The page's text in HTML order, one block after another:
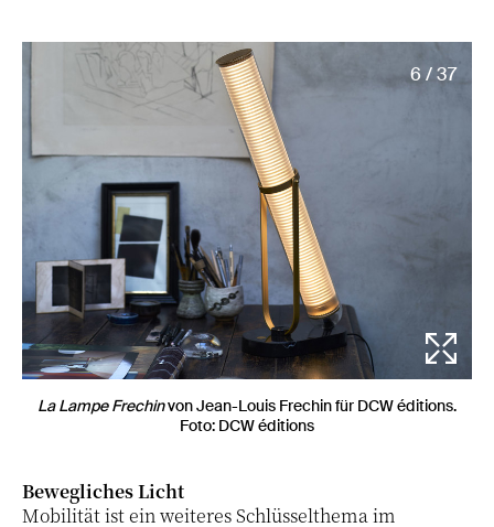
6 / 37
La Lampe Frechinvon Jean-Louis Frechin für DCW éditions.
Foto: DCW éditions
Bewegliches Licht
Mobilität ist ein weiteres Schlüsselthema im